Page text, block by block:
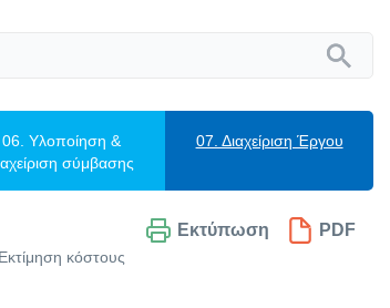
06. Υλοποίηση &
σύμβασης
07. Διαχείριση Έργου
Εκτύπωση PDF
κόστους